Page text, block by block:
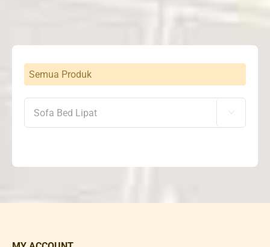
Semua Produk
